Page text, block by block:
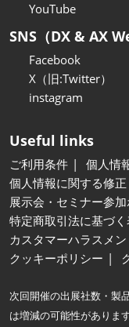
YouTube
SNS（DX & AX
Facebook
X（旧:Twitter）
instagram
Useful links
ご利用条件
個人情
個人情報に関する修
展示会・セミナー参
特定商取引法に基づ
カスタマーハラスメ
クッキーポリシー
次回開催の出展社数・製
は増減の可能性があります